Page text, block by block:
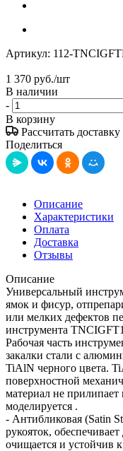
Артикул: 112-
1 370 руб./шт
В наличии
-
В корзину
Рассчитать доставку
Поделиться
Описание
Характеристики
Оплата
Доставка
Отзывы
Описание
Универсальный
ямок и фисур,
или мелких дефектов
инструмента
Рабочая часть
закалки стали с
TiAlN черного цвета.
поверхностной
материал не
моделируется .
- Антибликовая (Satin
рукояток,
очищается и устойчив